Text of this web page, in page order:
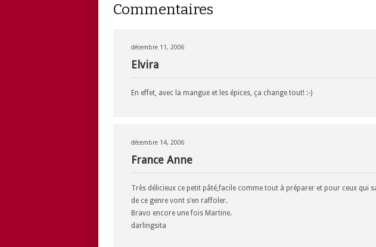
Commentaires
décembre 11, 2006
Elvira
En effet, avec la mangue et les épices, ça change tout! :-)
décembre 14, 2006
France Anne
Très délicieux ce petit pâté,facile comme tout à préparer et pour ceux qui
de ce genre vont s’en raffoler.
Bravo encore une fois Martine.
darlingsita